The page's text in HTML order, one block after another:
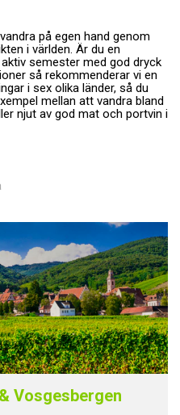
på egen hand genom
i världen. Är du en
semester med god dryck
så rekommenderar vi en
i sex olika länder, så du
mellan att vandra bland
njut av god mat och portvin i
Vosgesbergen